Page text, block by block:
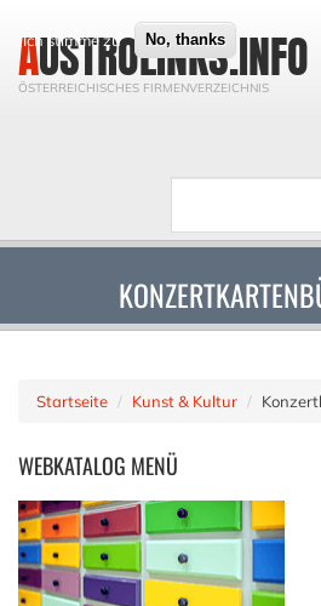
Ich stimme zu No, thanks
AUSTROLINKS.INFO
ÖSTERREICHISCHES FIRMENVERZEICHNIS
Startseite Kunst & Kultur
WEBKATALOG MENÜ